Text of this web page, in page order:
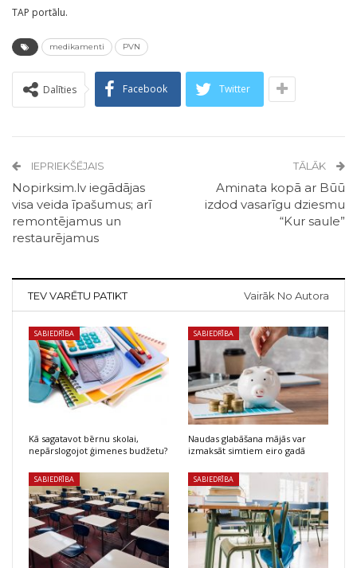
TAP portālu.
medikamenti PVN
Dalīties Facebook Twitter
IEPRIEKŠĒJAIS
Nopirksim.lv iegādājas
visa veida īpašumus; arī
remontējamus un
restaurējamus
TĀLĀK
Aminata kopā ar Būū
izdod vasarīgu dziesmu
“Kur saule”
TEV VARĒTU PATIKT Vairāk No Autora
SABIEDRĪBA
Kā sagatavot bērnu skolai,
nepārslogojot ģimenes budžetu?
SABIEDRĪBA
Naudas glabāšana mājās var
izmaksāt simtiem eiro gadā
SABIEDRĪBA SABIEDRĪBA